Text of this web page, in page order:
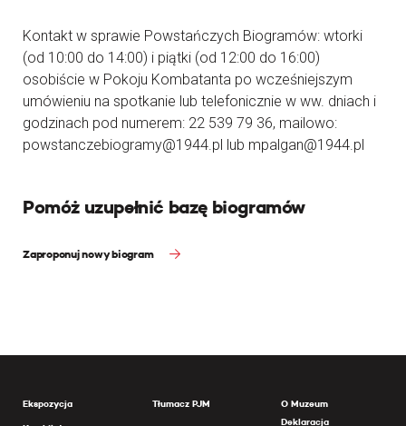
Kontakt w sprawie Powstańczych Biogramów: wtorki
(od 10:00 do 14:00) i piątki (od 12:00 do 16:00)
osobiście w Pokoju Kombatanta po wcześniejszym
umówieniu na spotkanie lub telefonicznie w ww. dniach i
godzinach pod numerem: 22 539 79 36, mailowo:
powstanczebiogramy@1944.pl lub mpalgan@1944.pl
Pomóż uzupełnić bazę biogramów
Zaproponuj nowy biogram
Ekspozycja Tłumacz PJM
O Muzeum
Deklaracja